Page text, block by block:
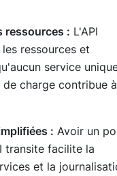
ressources : L'API
ressources et
service
charge contribue
: Avoir un
transite facilite la
et la